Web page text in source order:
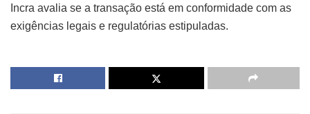
Incra avalia se a transação está em conformidade com as
exigências legais e regulatórias estipuladas.